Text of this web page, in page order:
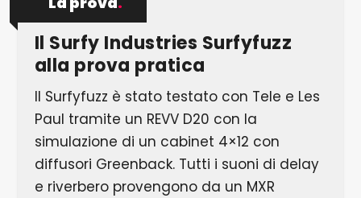
Il Surfy Industries Surfyfuzz
alla prova pratica
Il Surfyfuzz è stato testato con Tele e Les
Paul tramite un REVV D20 con la
simulazione di un cabinet 4×12 con
diffusori Greenback. Tutti i suoni di delay
e riverbero provengono da un MXR